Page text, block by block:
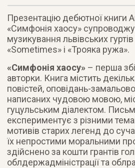
Презентацію дебютної книги
«Симфонія хаосу»
музикування львівських
«Sometimes» і «Трояка ружа».
«Симфонія хаосу» – перша
авторки. Книга містить
повістей, оповідань-
написаних чудовою мовою,
гуцульським діалектом.
експериментує з різними
мотивів старих легенд до
їх непростими моральними
здійснено за кошти грантів
облдержадміністрації та